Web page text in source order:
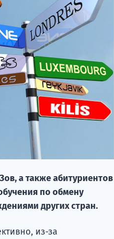
а также абитуриентов
по обмену
других стран.
из-за